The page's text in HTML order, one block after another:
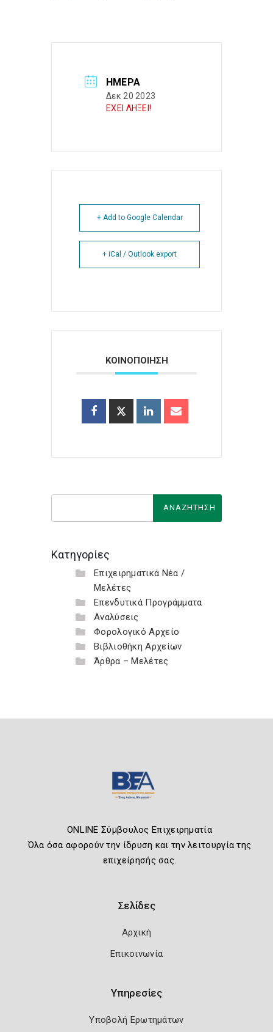
ΗΜΈΡΑ
Δεκ 20 2023
ΕΧΕΙ ΛΗΞΕΙ!
+ Add to Google Calendar
+ iCal / Outlook export
ΚΟΙΝΟΠΟΙΗΣΗ
Κατηγορίες
Επιχειρηματικά Νέα /
Μελέτες
Επενδυτικά Προγράμματα
Αναλύσεις
Φορολογικό Αρχείο
Βιβλιοθήκη Αρχείων
Άρθρα – Μελέτες
ONLINE Σύμβουλος Επιχειρηματία
Όλα όσα αφορούν την ίδρυση και την λειτουργία της
επιχείρησής σας.
Σελίδες
Αρχική
Επικοινωνία
Υπηρεσίες
Υποβολή Ερωτημάτων